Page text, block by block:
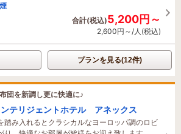
合計(税込)5,200円～
2,600円～/人(税込)
プランを見る(12件)
団を新調し更に快適に♪
テリジェントホテル アネックス
踏み入れるとクラシカルなヨーロッパ調のロビ